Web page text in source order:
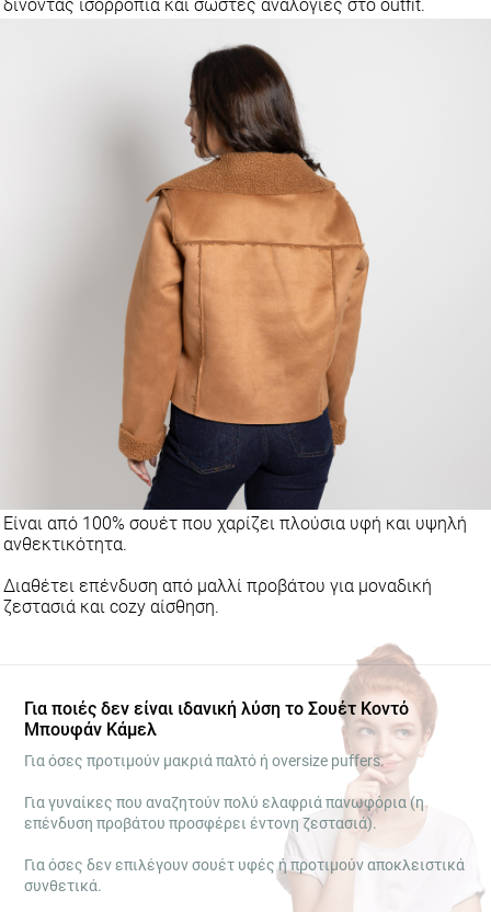
δίνοντας ισορροπία και σωστές αναλογίες στο outfit.
Είναι από 100% σουέτ που χαρίζει πλούσια υφή και υψηλή
ανθεκτικότητα.
Διαθέτει επένδυση από μαλλί προβάτου για μοναδική
ζεστασιά και cozy αίσθηση.
Για ποιές δεν είναι ιδανική λύση το Σουέτ Κοντό
Μπουφάν Κάμελ
Για όσες προτιμούν μακριά παλτό ή oversize puffers.
Για γυναίκες που αναζητούν πολύ ελαφριά πανωφόρια (η
επένδυση προβάτου προσφέρει έντονη ζεστασιά).
Για όσες δεν επιλέγουν σουέτ υφές ή προτιμούν αποκλειστικά
συνθετικά.